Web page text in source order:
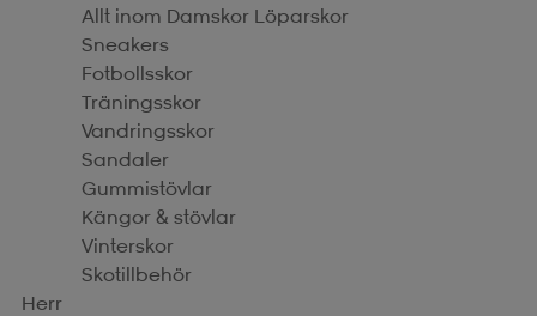
Allt inom Damskor Löparskor
Sneakers
Fotbollsskor
Träningsskor
Vandringsskor
Sandaler
Gummistövlar
Kängor & stövlar
Vinterskor
Skotillbehör
Herr